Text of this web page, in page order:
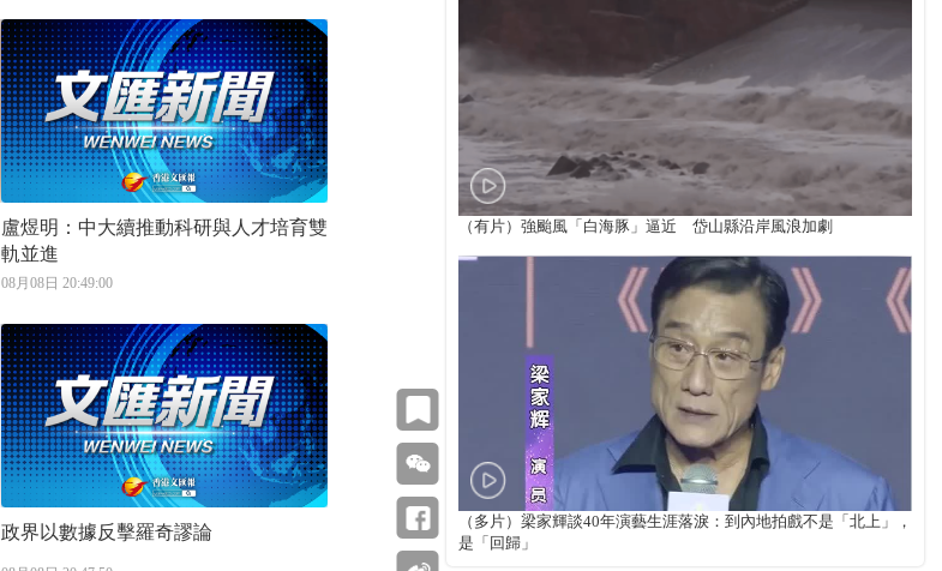
盧煜明：中大續推動科研與人才培育雙
軌並進
08月08日 20:49:00
政界以數據反擊羅奇謬論
（有片）強颱風「白海豚」逼近 岱山縣沿岸風浪加劇
（多片）梁家輝談40年演藝生涯落淚：到內地拍戲不是「北上」，
是「回歸」